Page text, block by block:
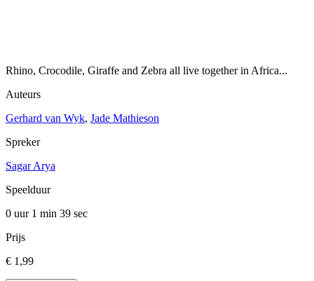
Rhino, Crocodile, Giraffe and Zebra all live together in Africa...
Auteurs
Gerhard van Wyk, Jade Mathieson
Spreker
Sagar Arya
Speelduur
0 uur 1 min 39 sec
Prijs
€ 1,99